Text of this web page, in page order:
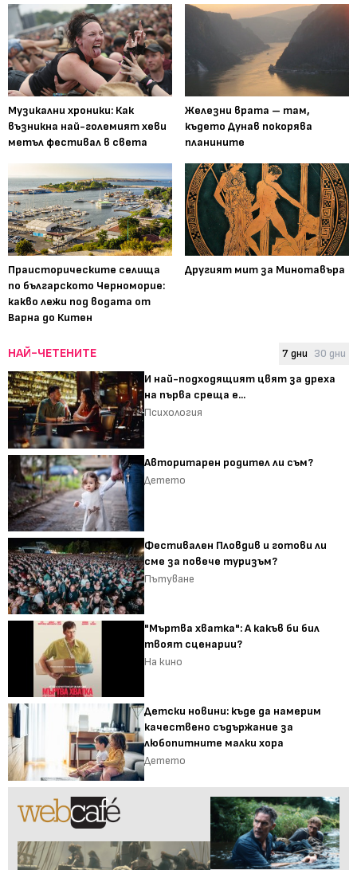
Музикални хроники: Как
възникна най-големият хеви
метъл фестивал в света
Железни врата – там,
където Дунав покорява
планините
Праисторическите селища
по българското Черноморие:
какво лежи под водата от
Варна до Китен
Другият мит за Минотавъра
НАЙ-ЧЕТЕНИТЕ 7 дни 30 дни
И най-подходящият цвят за дреха
на първа среща е...
Психология
Авторитарен родител ли съм?
Детето
Фестивален Пловдив и готови ли
сме за повече туризъм?
Пътуване
"Мъртва хватка": А какъв би бил
твоят сценарии?
На кино
Детски новини: къде да намерим
качествено съдържание за
любопитните малки хора
Детето